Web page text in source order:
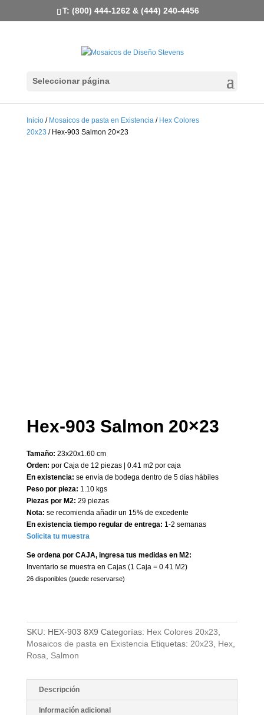
T: (800) 444-1262 & (444) 240-4456
Seleccionar página
Inicio/ Mosaicos de pasta en Existencia/ Hex Colores
20x23 / Hex-903 Salmon 20×23
Hex-903 Salmon 20×23
Tamaño: 23x20x1.60 cm
Orden: por Caja de 12 piezas | 0.41 m2 por caja
En existencia: se envía de bodega dentro de 5 días hábiles
Peso por pieza: 1.10 kgs
Piezas por M2: 29 piezas
Nota: se recomienda añadir un 15% de excedente
En existencia tiempo regular de entrega: 1-2 semanas
Solicita tu muestra
Se ordena por CAJA, ingresa tus medidas en M2:
Inventario se muestra en Cajas (1 Caja = 0.41 M2)
26 disponibles (puede reservarse)
SKU: HEX-903 8X9 Categorías: Hex Colores 20x23
Mosaicos de pasta en Existencia Etiquetas: 20x23 Hex,
Rosa
Salmon
Descripción
Información adicional